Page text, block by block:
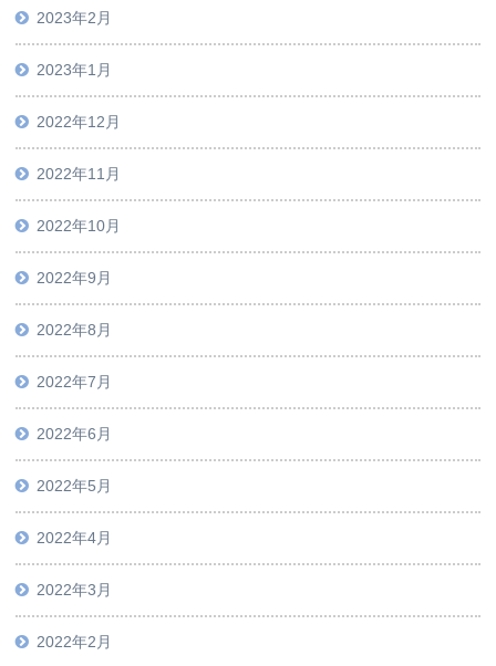
2023年2月
2023年1月
2022年12月
2022年11月
2022年10月
2022年9月
2022年8月
2022年7月
2022年6月
2022年5月
2022年4月
2022年3月
2022年2月